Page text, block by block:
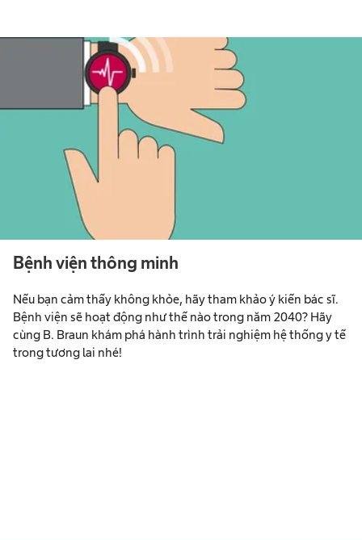
Bệnh viện thông minh
Nếu bạn cảm thấy không khỏe, hãy tham khảo ý kiến bác sĩ.
Bệnh viện sẽ hoạt động như thế nào trong năm 2040? Hãy
cùng B. Braun khám phá hành trình trải nghiệm hệ thống y tế
trong tương lai nhé!